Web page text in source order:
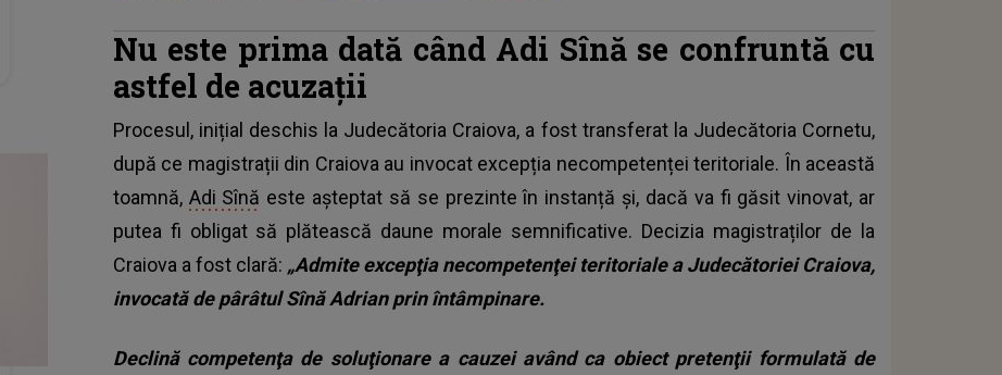
Nu este prima dată când Adi Sînă se confruntă cu
astfel de acuzații
Procesul, inițial deschis la Judecătoria Craiova, a fost transferat la Judecătoria Cornetu,
după ce magistrații din Craiova au invocat excepția necompetenței teritoriale. În această
toamnă, Adi Sînă este așteptat să se prezinte în instanță și, dacă va fi găsit vinovat, ar
putea fi obligat să plătească daune morale semnificative. Decizia magistraților de la
Craiova a fost clară: „Admite excepţia necompetenţei teritoriale a Judecătoriei Craiova,
invocată de pârâtul Sînă Adrian prin întâmpinare.
Declină competenţa de soluţionare a cauzei având ca obiect pretenţii formulată de